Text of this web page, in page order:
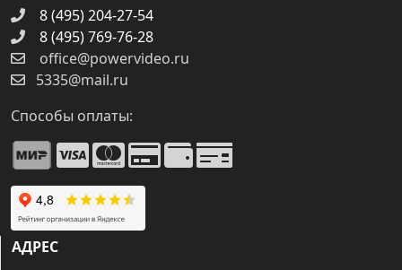
8 (495) 204-27-54
8 (495) 769-76-28
office@powervideo.ru
5335@mail.ru
Способы оплаты:
АДРЕС